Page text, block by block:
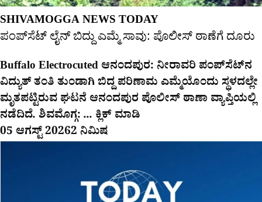
SHIVAMOGGA NEWS TODAY
ಪಂಪ್‌ಸೆಟ್ ಲೈನ್ ಬಿದ್ದು ಎಮ್ಮೆ ಸಾವು: ಪೊಲೀಸ್ ಠಾಣೆಗೆ ದೂರು
Buffalo Electrocuted ಆನಂದಪುರ: ನೀರಾವರಿ ಪಂಪ್‌ಸೆಟ್‌ನ
ವಿದ್ಯುತ್ ತಂತಿ ತುಂಡಾಗಿ ಬಿದ್ದ ಪರಿಣಾಮ ಎಮ್ಮೆಯೊಂದು ಸ್ಥಳದಲ್ಲೇ
ಮೃತಪಟ್ಟಿರುವ ಘಟನೆ ಆನಂದಪುರ ಪೊಲೀಸ್ ಠಾಣಾ ವ್ಯಾಪ್ತಿಯಲ್ಲಿ
ನಡೆದಿದೆ. ಶಿವಮೊಗ್ಗ: ... ಕ್ಲಿಕ್ ಮಾಡಿ
05 ಆಗಸ್ಟ್ 20262 ನಿಮಿಷ